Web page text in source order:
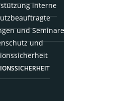
inter­ne
und Semi­na­re
und